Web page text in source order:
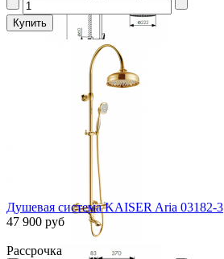
Душевая система KAISER Aria 03182-3
47 900 руб
Рассрочка